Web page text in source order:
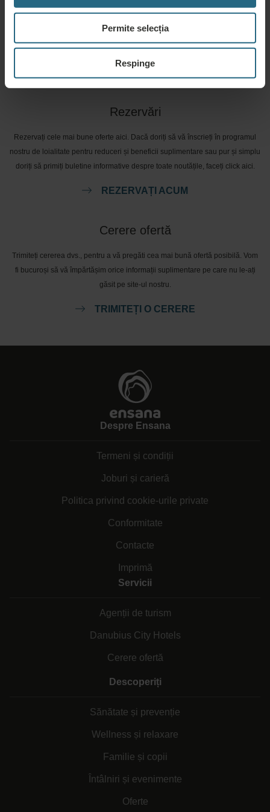
Permite selecția
Respinge
Ensana, sau de serviciile noastre. Pentru întrebări și răspunsuri legate de
programul nostru de loialitate, vă rugăm să faceți click aici.
Rezervări
Rezervați cele mai bune oferte aici. Dacă doriți să vă înscrieți în programul
nostru de loialitate pentru reduceri și beneficii suplimentare sau pur și simplu
doriți să primiți buletine informative despre toate noutățile, faceți click aici.
REZERVAȚI ACUM
Cerere ofertă
Trimiteți cererea dvs., pentru a vă pregăti cea mai bună ofertă posibilă. Vom
fi bucuroși să vă împărtășim orice informații suplimentare pe care nu le-ați
găsit pe site-ul nostru.
TRIMITEȚI O CERERE
Despre Ensana
Termeni și condiții
Joburi și carieră
Politica privind cookie-urile private
Conformitate
Contacte
Imprimă
Servicii
Agenții de turism
Danubius City Hotels
Cerere ofertă
Descoperiți
Sănătate și prevenție
Wellness și relaxare
Familie și copii
Întâlniri și evenimente
Oferte